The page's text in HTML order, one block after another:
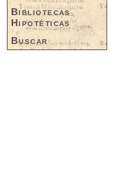
Bibliotecas
Hipotéticas
Buscar